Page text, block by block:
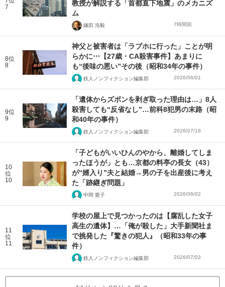
7
教授が解説する「首都直下地震」のメカニズ
ム
鎌田 浩毅 7時間前
8位
8
神父と被害者は「ラブホに行った」ことが明
らかに⋯【27歳・CA殺害事件】あまりに
も“後味の悪い”その後（昭和34年の事件）
鉄人ノンフィクション編集部 2026/06/01
9位
9
「遺体からズボンを剥ぎ取った理由は…」8人
殺害しても“反省なし”…前科8犯男の末路（昭
和40年の事件）
鉄人ノンフィクション編集部 2026/07/18
10
位
10
「子どもがいいひんのやから、離婚してしま
ったほうが」とも…京都の料亭の長女（43）
が“婿入り”夫と結婚→男の子を出産後に考え
た「跡継ぎ問題」
中岡 愛子 2026/08/02
11
位
11
学校の屋上で見つかったのは【腐乱した女子
高生の遺体】…「俺が殺した」大手新聞社ま
で挑発した『驚きの犯人』（昭和33年の事
件）
鉄人ノンフィクション編集部 2026/07/03